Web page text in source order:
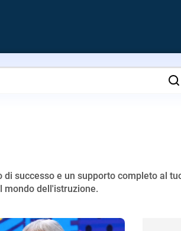
successo e un supporto completo al
mondo dell'istruzione.